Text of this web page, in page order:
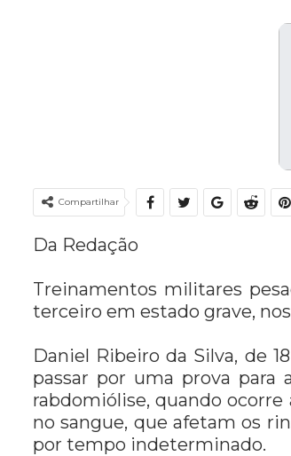
Compartilhar
Da Redação
Treinamentos militares
terceiro em estado grave,
Daniel Ribeiro da Silva, de
passar por uma prova para
rabdomiólise, quando
no sangue, que afetam os
por tempo indeterminado.